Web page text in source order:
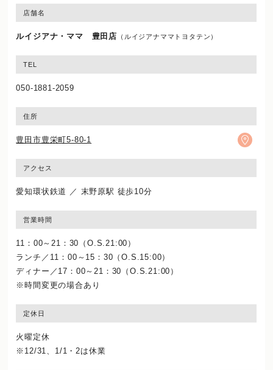
店舗名
ルイジアナ・ママ 豊田店 （ルイジアナママトヨタテン）
TEL
050-1881-2059
住所
豊田市豊栄町5-80-1
アクセス
愛知環状鉄道 ／ 末野原駅 徒歩10分
営業時間
11：00～21：30（O.S.21:00）
ランチ／11：00～15：30（O.S.15:00）
ディナー／17：00～21：30（O.S.21:00）
※時間変更の場合あり
定休日
火曜定休
※12/31、1/1・2は休業